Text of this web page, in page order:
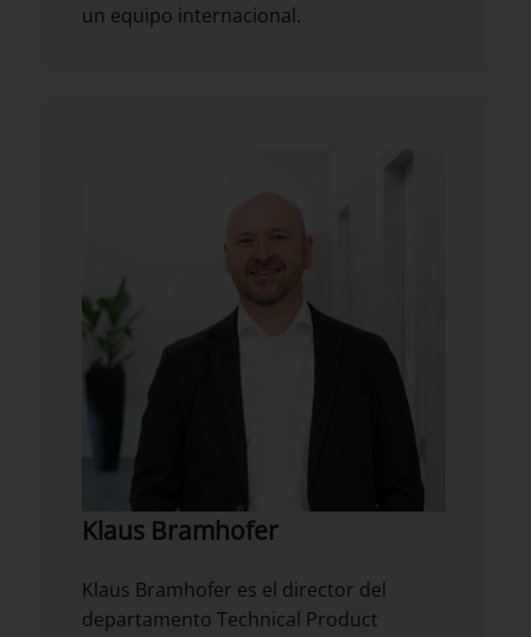
un equipo internacional.
Klaus Bramhofer
Klaus Bramhofer es el director del
departamento Technical Product